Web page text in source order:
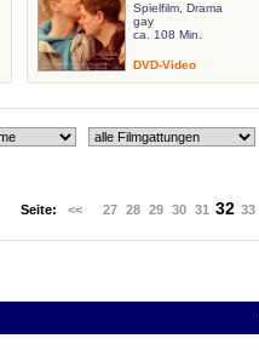
Spielfilm, Drama
gay
ca. 108 Min.
DVD-Video
<< 27 28 29 30 31 32 33
Seite: